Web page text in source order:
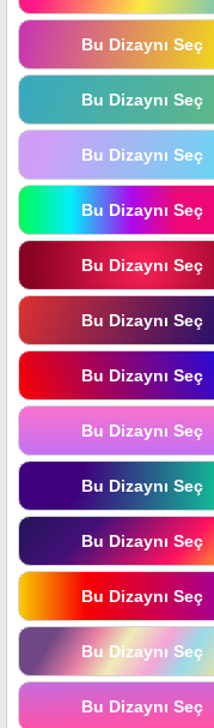
Bu Dizaynı Seç
Bu Dizaynı Seç
Bu Dizaynı Seç
Bu Dizaynı Seç
Bu Dizaynı Seç
Bu Dizaynı Seç
Bu Dizaynı Seç
Bu Dizaynı Seç
Bu Dizaynı Seç
Bu Dizaynı Seç
Bu Dizaynı Seç
Bu Dizaynı Seç
Bu Dizaynı Seç